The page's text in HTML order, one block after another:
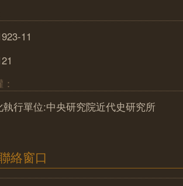
11
執行單位:中央研究院近代史研究所
絡窗口